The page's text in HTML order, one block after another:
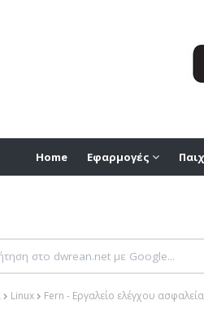
Home Εφαρμογές
Linux Fern - Εργαλείο ελέγχου